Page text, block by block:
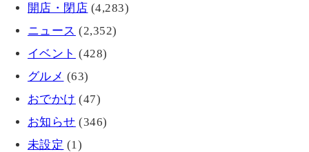
開店・閉店 (4,283)
ニュース (2,352)
イベント (428)
グルメ (63)
おでかけ (47)
お知らせ (346)
未設定 (1)